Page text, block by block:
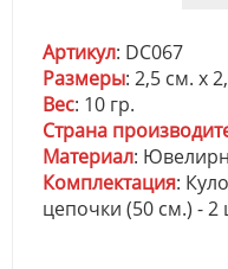
Артикул: DC067
Размеры: 2,5 см. х
Вес: 10 гр.
Страна
Материал:
Комплектация:
цепочки (50 см.) -